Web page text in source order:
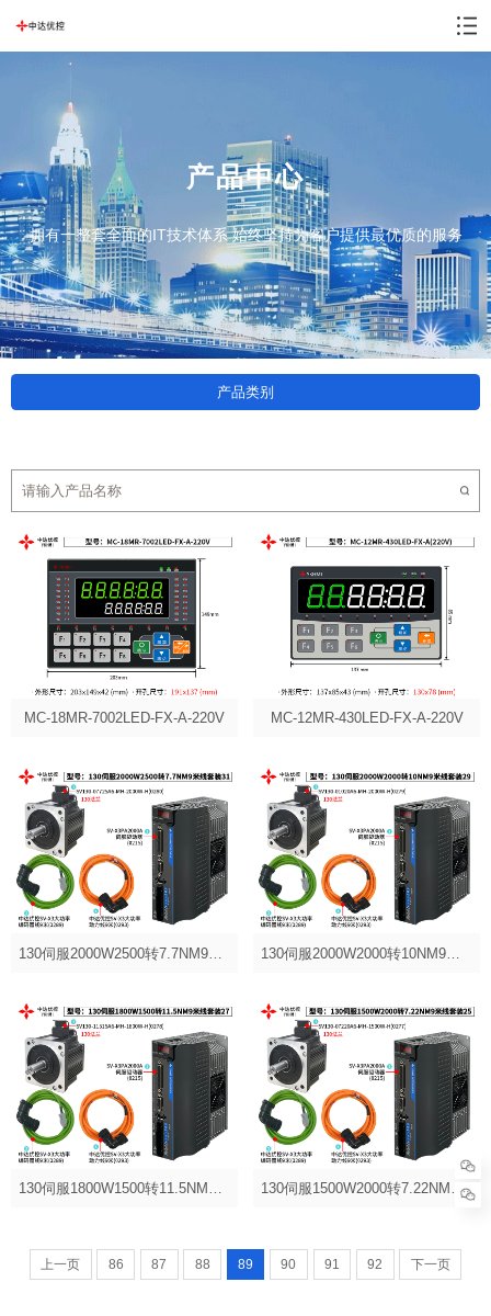
产品中心
拥有一整套全面的IT技术体系 始终坚持为客户提供最优质的服务
产品类别
MC-18MR-7002LED-FX-A-220V MC-12MR-430LED-FX-A-220V
130伺服1500W2000转7.22NM9米套装25
上一页 86 87 88 89 90 91 92 下一页